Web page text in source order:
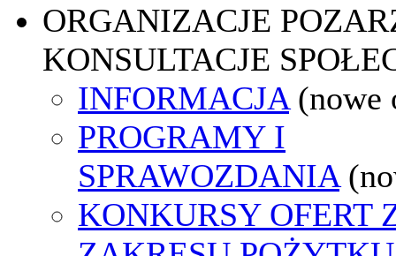
ORGANIZACJE
KONSULTACJE
INFORMACJA (nowe
PROGRAMY I
SPRAWOZDANIA
KONKURSY OFERT